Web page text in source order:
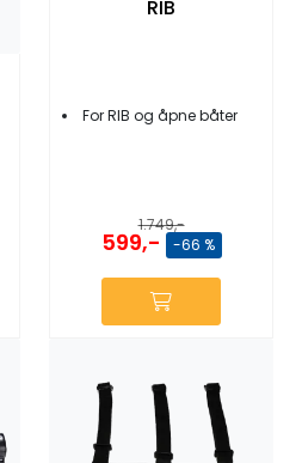
RIB
For RIB og åpne båter
1.749,-
599,- -66 %